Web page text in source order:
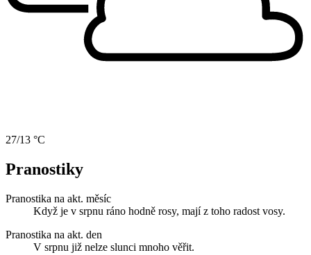
27/13 °C
Pranostiky
Pranostika na akt. měsíc
Když je v srpnu ráno hodně rosy, mají z toho radost vosy.
Pranostika na akt. den
V srpnu již nelze slunci mnoho věřit.